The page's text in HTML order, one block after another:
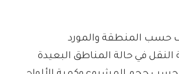
حسب المنطقة والمورد
في حالة المناطق البعيدة